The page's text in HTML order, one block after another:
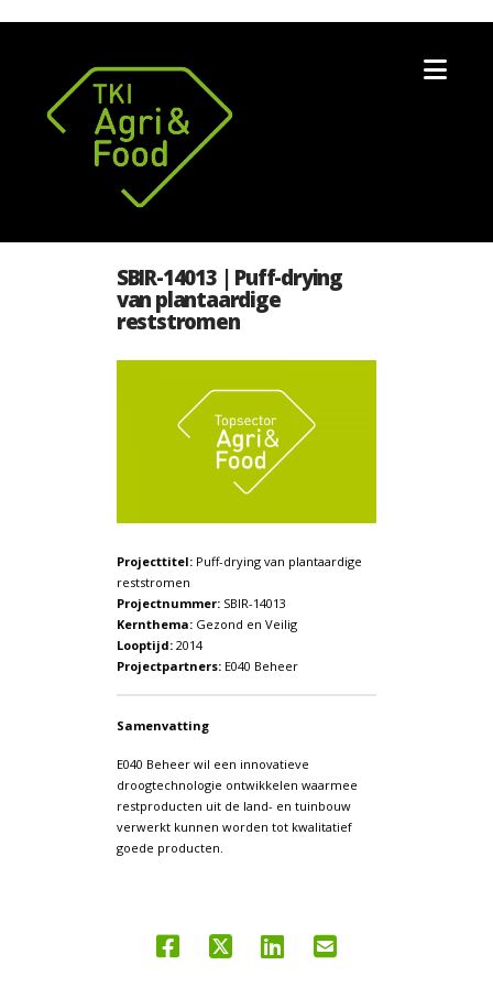
SBIR-14013 | Puff-drying
van plantaardige
reststromen
Projecttitel:Puff-drying van plantaardige
reststromen
Projectnummer:SBIR-14013
Kernthema:Gezond en Veilig
Looptijd:2014
Projectpartners:E040 Beheer
Samenvatting
E040 Beheer wil een innovatieve
droogtechnologie ontwikkelen waarmee
restproducten uit de land- en tuinbouw
verwerkt kunnen worden tot kwalitatief
goede producten.